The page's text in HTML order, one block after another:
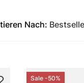
Nach:
Sale -50%